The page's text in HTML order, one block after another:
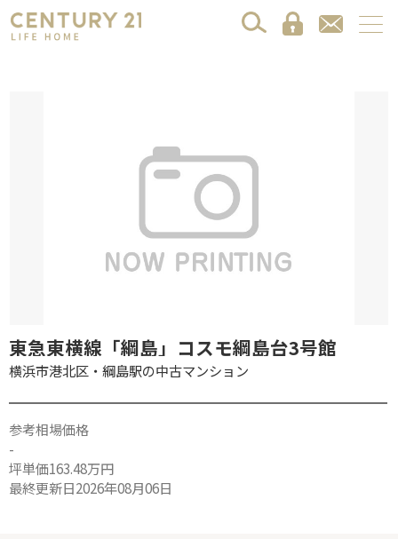
東急東横線「綱島」コスモ綱島台3号館
横浜市港北区・綱島駅の中古マンション
参考相場価格
-
坪単価163.48万円
最終更新日2026年08月06日